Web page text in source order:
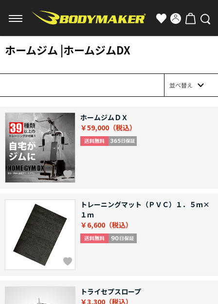
ホームジム |ホームジムDX
並べ替え
ホームジムＤＸ
￥59,000
トレーニングマット（ＰＶＣ）１．５ｍ×
１ｍ
￥6,600
トライセプスロープ
￥3,300